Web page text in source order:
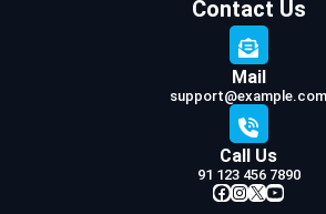
Contact Us
Mail
support@example.com
Call Us
91 123 456 7890
Facebook InstagramX YouTube